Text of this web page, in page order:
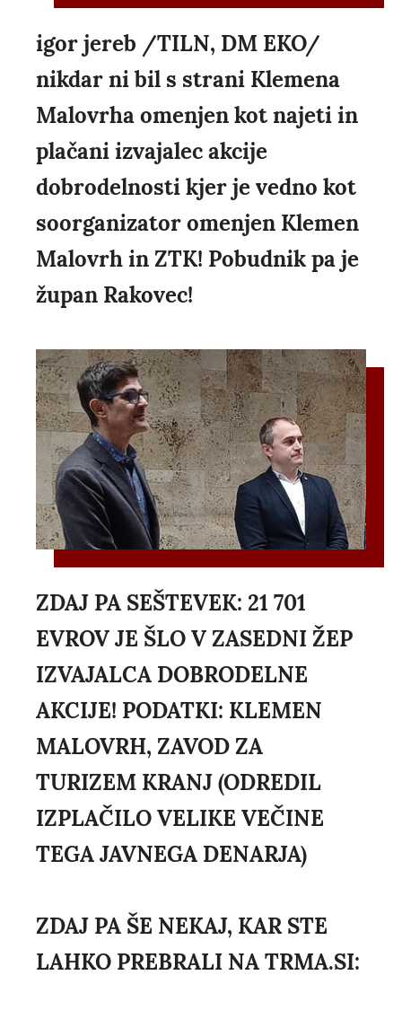
igor jereb /TILN, DM EKO/
nikdar ni bil s strani Klemena
Malovrha omenjen kot najeti in
plačani izvajalec akcije
dobrodelnosti kjer je vedno kot
soorganizator omenjen Klemen
Malovrh in ZTK! Pobudnik pa je
župan Rakovec!
ZDAJ PA SEŠTEVEK: 21 701
EVROV JE ŠLO V ZASEDNI ŽEP
IZVAJALCA DOBRODELNE
AKCIJE! PODATKI: KLEMEN
MALOVRH, ZAVOD ZA
TURIZEM KRANJ (ODREDIL
IZPLAČILO VELIKE VEČINE
TEGA JAVNEGA DENARJA)
ZDAJ PA ŠE NEKAJ, KAR STE
LAHKO PREBRALI NA TRMA.SI: